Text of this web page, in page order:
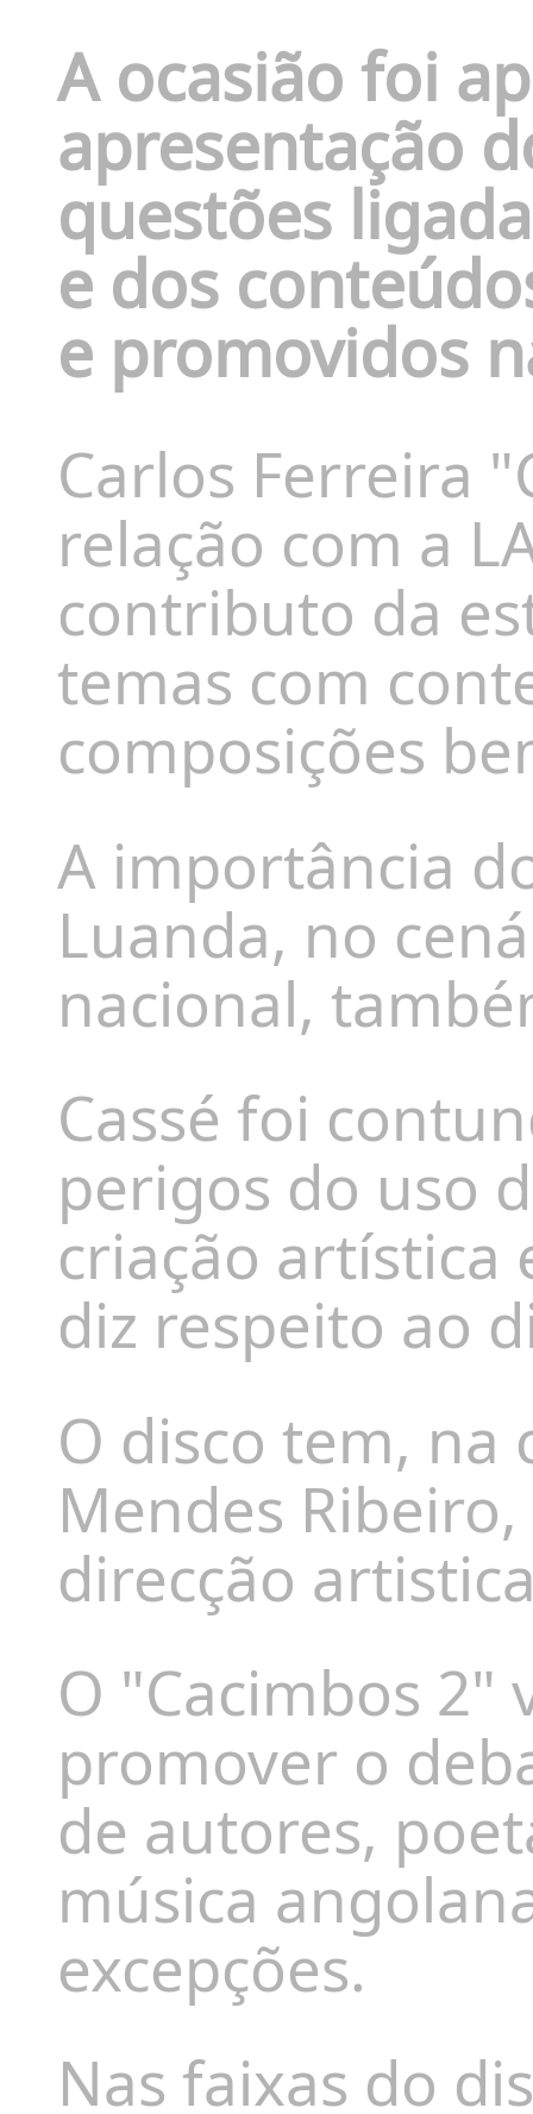
A ocasião foi
apresentação
questões
e dos
e promovidos
Carlos Ferreira
relação com a
contributo da
temas com
composições
A importância
Luanda, no
nacional,
Cassé foi
perigos do uso
criação artística
diz respeito ao
O disco tem,
Mendes
direcção artis
O "Cacimbos
promover o
deautores,
música
excepções.
Nas faixas do